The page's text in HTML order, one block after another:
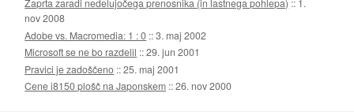
Zaprta zaradi nedelujočega prenosnika (in lastnega pohlepa) :: 1.
nov 2008
Adobe vs. Macromedia: 1 : 0 ::3. maj 2002
Microsoft se ne bo razdelil ::29. jun 2001
Pravici je zadoščeno ::25. maj 2001
Cene i8150 plošč na Japonskem ::26. nov 2000